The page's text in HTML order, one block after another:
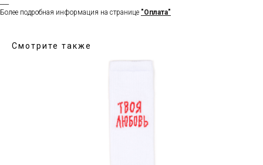
Более подробная информация на странице "Оплата"
Смотрите также